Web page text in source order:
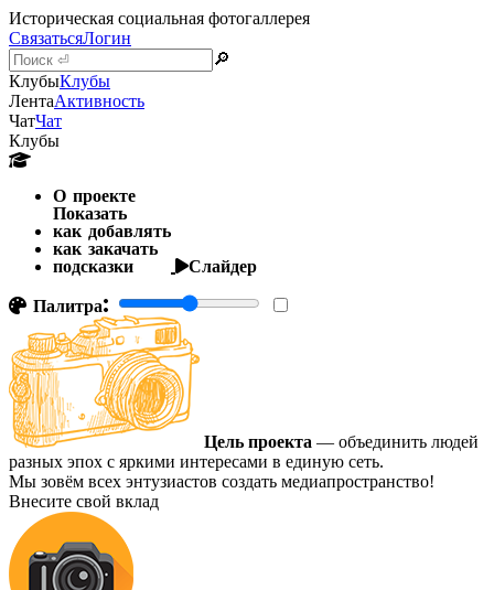
Историческая социальная фотогаллерея
СвязатьсяЛогин
🔎
КлубыКлубы
ЛентаАктивность
ЧатЧат
Клубы
О проекте
Показать
как добавлять
как закачать
подсказки
Слайдер
Палитра:
Цель проекта — объединить людей
разных эпох с яркими интересами в единую сеть.
Мы зовём всех энтузиастов создать медиапространство!
Внесите свой вклад